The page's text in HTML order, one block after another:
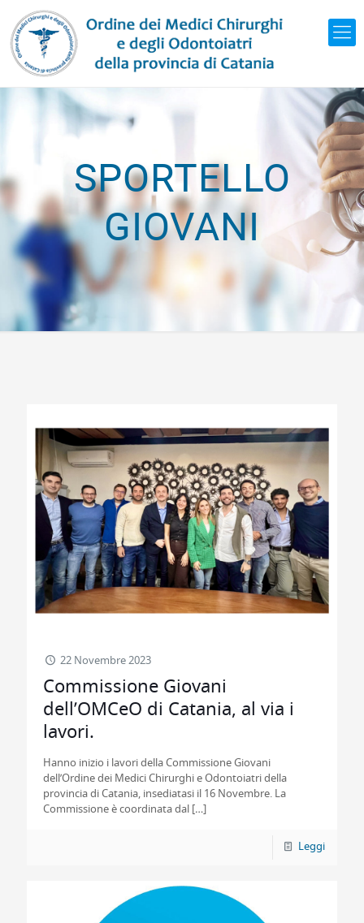
SPORTELLO
GIOVANI
22 Novembre 2023
Commissione Giovani
dell’OMCeO di Catania, al via i
lavori.
Hanno inizio i lavori della Commissione Giovani
dell’Ordine dei Medici Chirurghi e Odontoiatri della
provincia di Catania, insediatasi il 16 Novembre. La
Commissione è coordinata dal
[…]
Leggi